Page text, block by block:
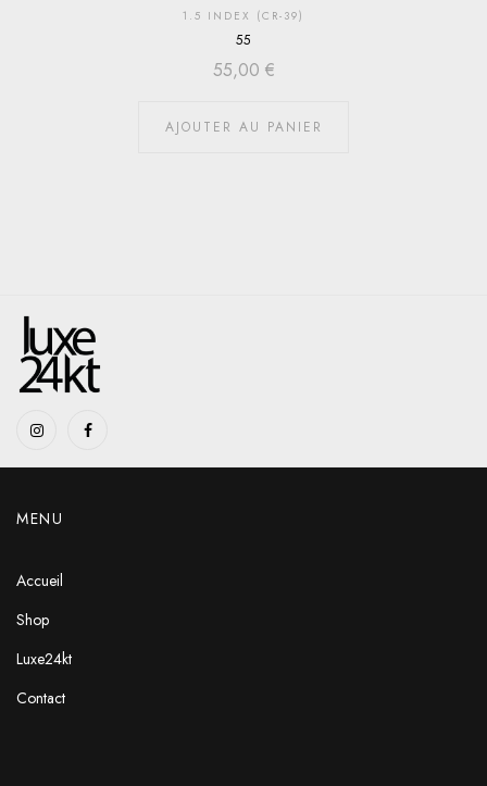
1.5 INDEX (CR-39)
55
55,00 €
AJOUTER AU PANIER
MENU
Accueil
Shop
Luxe24kt
Contact